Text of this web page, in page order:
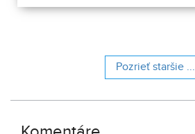
Pozrieť staršie ...